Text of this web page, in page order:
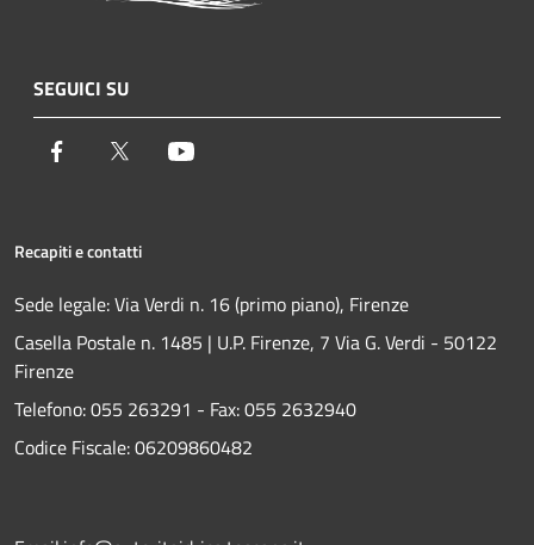
SEGUICI SU
Facebook Twitter
Recapiti e contatti
Sede legale: Via Verdi n. 16 (primo piano), Firenze
Casella Postale n. 1485 | U.P. Firenze, 7 Via G. Verdi - 50122
Firenze
Telefono:055 263291 - Fax:055 2632940
Codice Fiscale: 06209860482